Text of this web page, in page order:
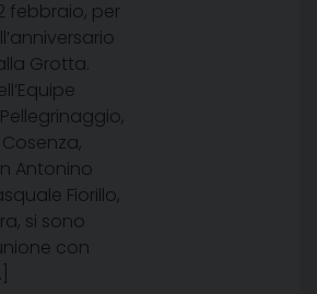
febbraio, per
Grotta.
Antonino
Fiorillo,
si sono
con